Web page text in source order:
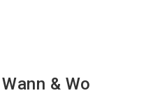
Wann & Wo